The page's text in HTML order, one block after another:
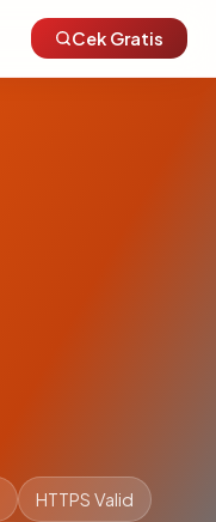
Cek Gratis
HTTPS Valid